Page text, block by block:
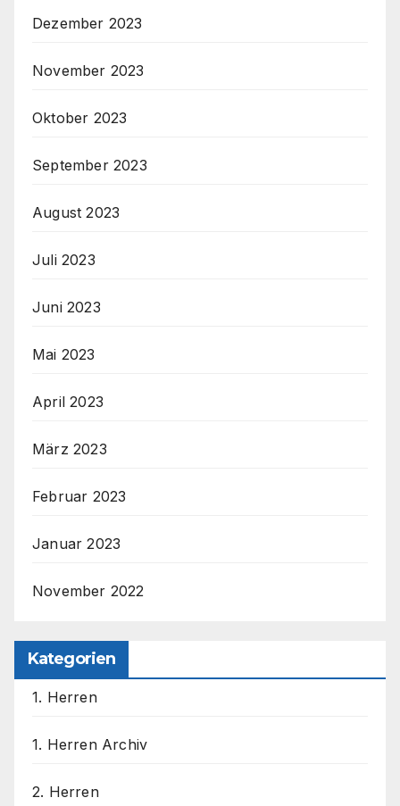
Dezember 2023
November 2023
Oktober 2023
September 2023
August 2023
Juli 2023
Juni 2023
Mai 2023
April 2023
März 2023
Februar 2023
Januar 2023
November 2022
Kategorien
1. Herren
1. Herren Archiv
2. Herren